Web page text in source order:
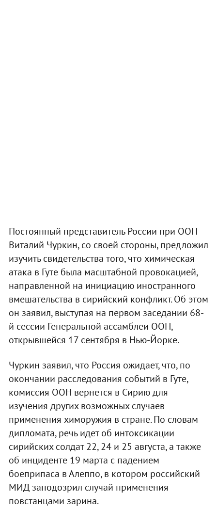
Постоянный представитель России при ООН
Виталий Чуркин, со своей стороны, предложил
изучить свидетельства того, что химическая
атака в Гуте была масштабной провокацией,
направленной на инициацию иностранного
вмешательства в сирийский конфликт. Об этом
он заявил, выступая на первом заседании 68-
й сессии Генеральной ассамблеи ООН,
открывшейся 17 сентября в Нью-Йорке.
Чуркин заявил, что Россия ожидает, что, по
окончании расследования событий в Гуте,
комиссия ООН вернется в Сирию для
изучения других возможных случаев
применения химоружия в стране. По словам
дипломата, речь идет об интоксикации
сирийских солдат 22, 24 и 25 августа, а также
об инциденте 19 марта с падением
боеприпаса в Алеппо, в котором российский
МИД заподозрил случай применения
повстанцами зарина.